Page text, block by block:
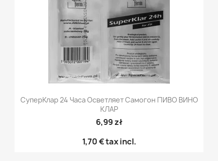
СуперКлар 24 Часа Осветляет Самогон ПИВО ВИНО
КЛАР
6,99 zł
1,70 €tax incl.